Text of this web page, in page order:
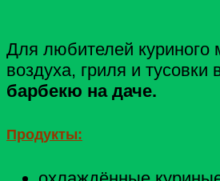
Для любителей куриного
воздуха, гриля и тусовки
барбекю на даче.
Продукты: